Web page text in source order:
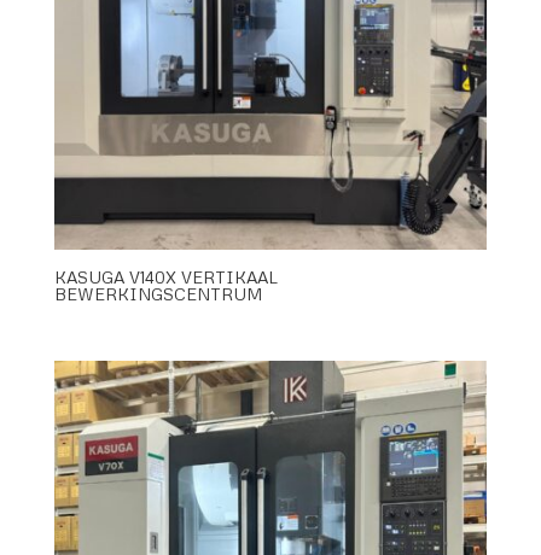
KASUGA V140X VERTIKAAL
BEWERKINGSCENTRUM